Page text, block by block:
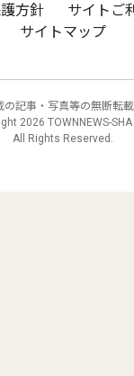
方針
サイトご
サイトマップ
記事・写真等の無断転載
2026 TOWNNEWS-SHA
All Rights Reserved.